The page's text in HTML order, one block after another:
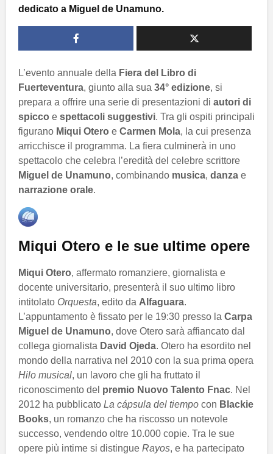
dedicato a Miguel de Unamuno.
L’evento annuale della Fiera del Libro di
Fuerteventura, giunto alla sua 34° edizione, si
prepara a offrire una serie di presentazioni di autori di
spicco e spettacoli suggestivi. Tra gli ospiti principali
figurano Miqui Otero e Carmen Mola, la cui presenza
arricchisce il programma. La fiera culminerà in uno
spettacolo che celebra l’eredità del celebre scrittore
Miguel de Unamuno, combinando musica, danza e
narrazione orale.
Miqui Otero e le sue ultime opere
Miqui Otero, affermato romanziere, giornalista e
docente universitario, presenterà il suo ultimo libro
intitolato Orquesta, edito da Alfaguara.
L’appuntamento è fissato per le 19:30 presso la Carpa
Miguel de Unamuno, dove Otero sarà affiancato dal
collega giornalista David Ojeda. Otero ha esordito nel
mondo della narrativa nel 2010 con la sua prima opera
Hilo musical, un lavoro che gli ha fruttato il
riconoscimento del premio Nuovo Talento Fnac. Nel
2012 ha pubblicato La cápsula del tiempo con Blackie
Books, un romanzo che ha riscosso un notevole
successo, vendendo oltre 10.000 copie. Tra le sue
opere più intime si distingue Rayos, e ha partecipato